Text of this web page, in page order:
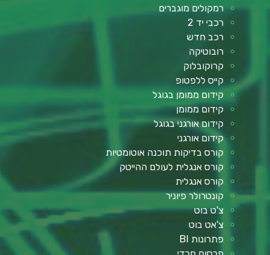
רמקולים מוגברים
רכבי יד 2
רכב חדש
רובוטיקה
קרוקובלוק
קייס ללפטופ
קידום ממומן בגוגל
קידום ממומן
קידום אורגני בגוגל
קידום אורגני
קורס בדיקות תוכנה אוטומטיות
קורס אנגלית לעולם ההייטק
קורס אנגלית
קונטרולר פיוניר
צ'ט בוט
צ'אט בוט
פתרונות BI